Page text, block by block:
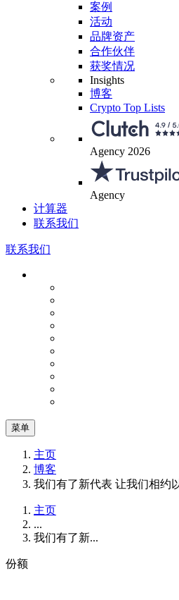
案例
活动
品牌资产
合作伙伴
获奖情况
Insights
博客
Crypto Top Lists
Agency 2026
Agency
计算器
联系我们
联系我们
菜单
主页
博客
我们有了新代表 让我们相约
主页
...
我们有了新...
份额